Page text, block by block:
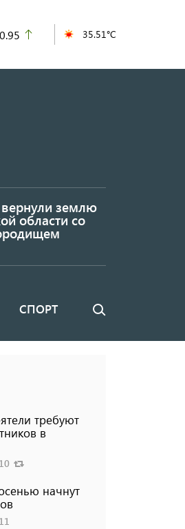
35.51°C
вернули землю
области со
СПОРТ Поиск
требуют
в
начнут